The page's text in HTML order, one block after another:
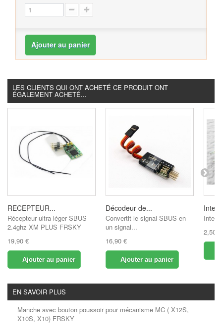
Ajouter au panier
LES CLIENTS QUI ONT ACHETÉ CE PRODUIT ONT
ÉGALEMENT ACHETÉ...
RECEPTEUR...
Récepteur ultra léger SBUS
2.4ghz XM PLUS FRSKY
19,90 €
Ajouter au panier
Décodeur de...
Convertit le signal SBUS en
un signal...
16,90 €
Ajouter au panier
2,50 €
EN SAVOIR PLUS
Manche avec bouton poussoir pour mécanisme MC ( X12S,
X10S, X10) FRSKY